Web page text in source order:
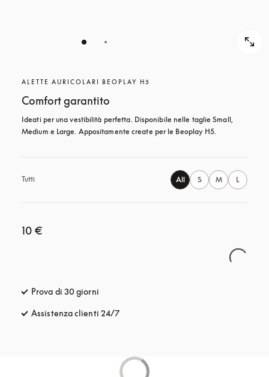
ALETTE AURICOLARI BEOPLAY H5
Comfort garantito
Ideati per una vestibilità perfetta. Disponibile nelle taglie Small,
Medium e Large. Appositamente create per le Beoplay H5.
Tutti All S M L
10 €
Prova di 30 giorni
Assistenza clienti 24/7